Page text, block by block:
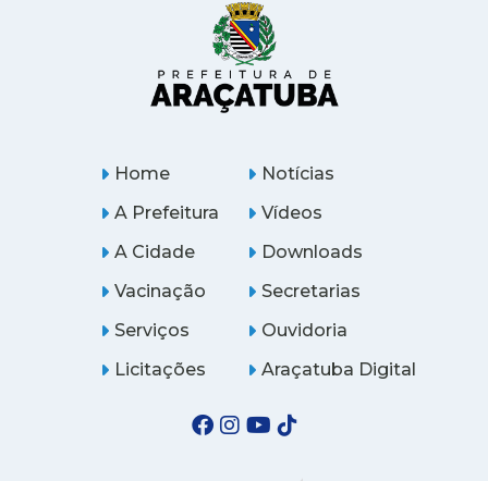
Home
A Prefeitura
A Cidade
Notícias
Vídeos
Downloads
Vacinação
Serviços
Licitações
Secretarias
Ouvidoria
Araçatuba Digital